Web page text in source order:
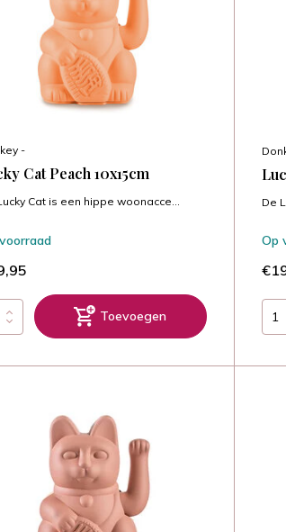
-
Cat Peach 10x15cm
Cat is een hippe woonacce...
Toevoegen
De
Op